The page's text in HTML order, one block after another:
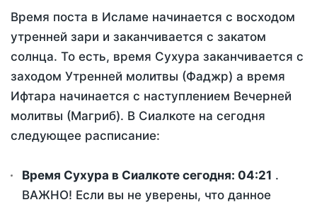
Время поста в Исламе начинается с восходом
утренней зари и заканчивается с закатом
солнца. То есть, время Сухура заканчивается с
заходом Утренней молитвы (Фаджр) а время
Ифтара начинается с наступлением Вечерней
молитвы (Магриб). В Сиалкоте на сегодня
следующее расписание:
Время Сухура в Сиалкоте сегодня: 04:21 .
ВАЖНО! Если вы не уверены, что данное